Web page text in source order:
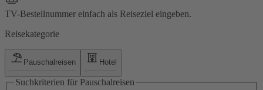
TV-Bestellnummer einfach als Reiseziel eingeben.
Reisekategorie
Pauschalreisen Hotel
Suchkriterien für Pauschalreisen